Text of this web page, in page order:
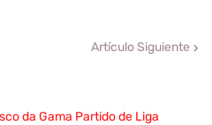
Artículo Siguiente
da Gama Partido de Liga